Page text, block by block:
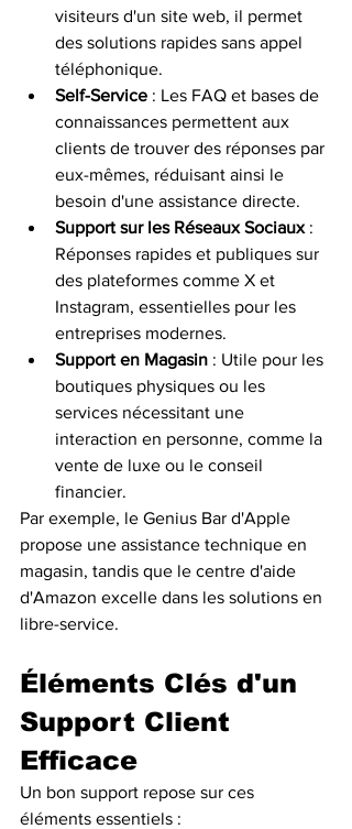
visiteurs d'un site web, il permet
des solutions rapides sans appel
téléphonique.
Self-Service : Les FAQ et bases de
connaissances permettent aux
clients de trouver des réponses par
eux-mêmes, réduisant ainsi le
besoin d'une assistance directe.
Support sur les Réseaux Sociaux :
Réponses rapides et publiques sur
des plateformes comme X et
Instagram, essentielles pour les
entreprises modernes.
Support en Magasin : Utile pour les
boutiques physiques ou les
services nécessitant une
interaction en personne, comme la
vente de luxe ou le conseil
financier.
Par exemple, le Genius Bar d'Apple
propose une assistance technique en
magasin, tandis que le centre d'aide
d'Amazon excelle dans les solutions en
libre-service.
Éléments Clés d'un
Support Client
Efficace
Un bon support repose sur ces
éléments essentiels :